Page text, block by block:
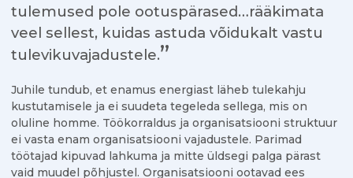
tulemused pole ootuspärased…rääkimata
veel sellest, kuidas astuda võidukalt vastu
tulevikuvajadustele.
Juhile tundub, et enamus energiast läheb tulekahju
kustutamisele ja ei suudeta tegeleda sellega, mis on
oluline homme. Töökorraldus ja organisatsiooni struktuur
ei vasta enam organisatsiooni vajadustele. Parimad
töötajad kipuvad lahkuma ja mitte üldsegi palga pärast
vaid muudel põhjustel. Organisatsiooni ootavad ees